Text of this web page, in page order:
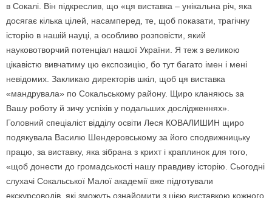
в Сокалі. Він підкреслив, що «ця виставка – унікальна річ, яка
досягає кілька цілей, насамперед, те, щоб показати, трагічну
історію в нашій науці, а особливо розповісти, який
науковотворчий потенціал нашої України. Я теж з великою
цікавістю вивчатиму цю експозицію, бо тут багато імен і мені
невідомих. Закликаю директорів шкіл, щоб ця виставка
«мандрувала» по Сокальському району. Щиро кланяюсь за
Вашу роботу й зичу успіхів у подальших дослідженнях».
Головний спеціаліст відділу освіти Леся КОВАЛИШИН щиро
подякувала Василю Шендеровському за його сподвижницьку
працю, за виставку, яка зібрана з крихт і краплинок для того,
«щоб донести до громадськості нашу правдиву історію. Сьогодні
слухачі Сокальської Малої академії вже підготували
екскурсоводів, які зможуть ознайомити з цією виставкою кожного